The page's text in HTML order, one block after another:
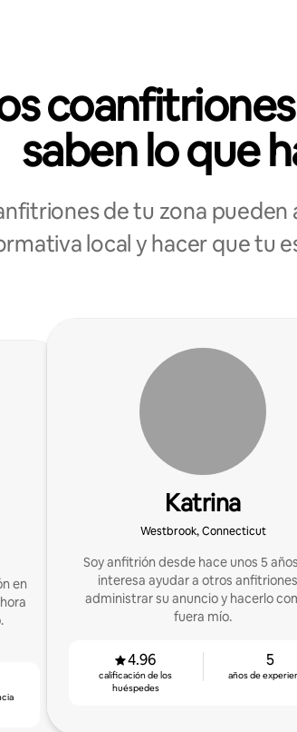
saben lo que
de tu zona pueden
local y hacer que tu
en
Katrina
Westbrook, Connecticut
Soy anfitrión desde hace unos 5
interesa ayudar a otros
administrar su anuncio y hacerlo
fuera mío.
4.96
calificación de los
huéspedes
5
años de